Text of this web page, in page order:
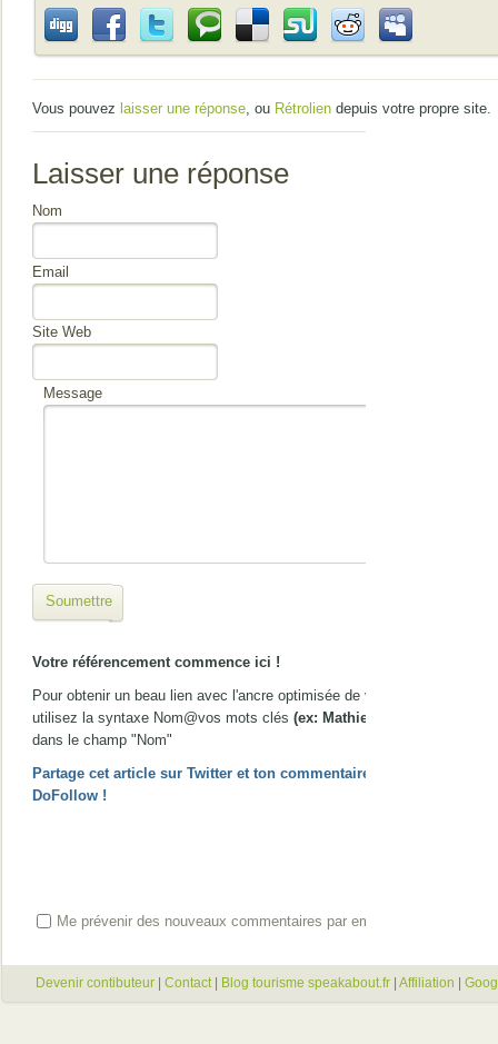
Vous pouvez laisser une réponse, ou Rétrolien depuis votre propre site.
Laisser une réponse
Nom
Email
Site Web
Message
Soumettre
Votre référencement commence ici !
Pour obtenir un beau lien avec l'ancre optimisée de votre choix,
utilisez la syntaxe Nom@vos mots clés (ex: Mathieu@gîte Nice)
dans le champ "Nom"
Partage cet article sur Twitter et ton commentaire passera en
DoFollow !
Me prévenir des nouveaux commentaires par email
Devenir contibuteur | Contact | Blog tourisme speakabout.fr | Affiliation |